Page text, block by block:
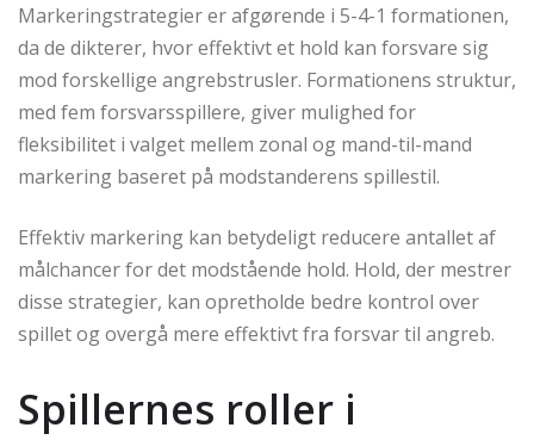
Markeringstrategier er afgørende i 5-4-1 formationen,
da de dikterer, hvor effektivt et hold kan forsvare sig
mod forskellige angrebstrusler. Formationens struktur,
med fem forsvarsspillere, giver mulighed for
fleksibilitet i valget mellem zonal og mand-til-mand
markering baseret på modstanderens spillestil.
Effektiv markering kan betydeligt reducere antallet af
målchancer for det modstående hold. Hold, der mestrer
disse strategier, kan opretholde bedre kontrol over
spillet og overgå mere effektivt fra forsvar til angreb.
Spillernes roller i